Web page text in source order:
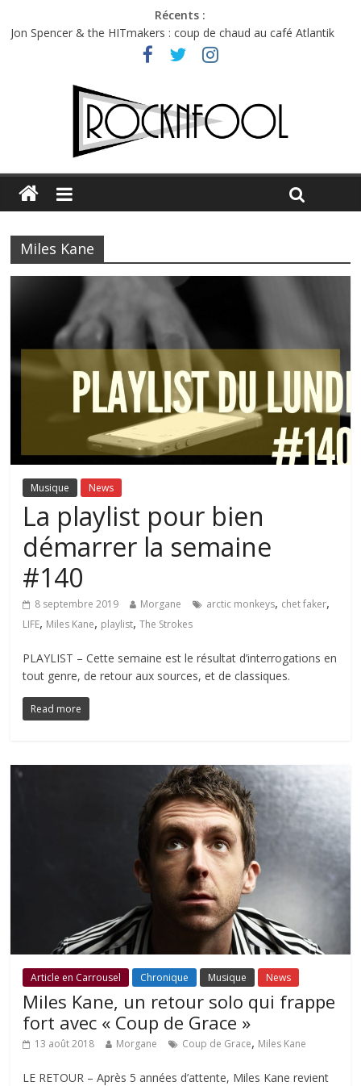
Récents :
Jon Spencer & the HITmakers : coup de chaud au café Atlantik
Hellfest 2026 vendredi : température et émotions en hausse
Hellfest 2026 jeudi : impossible de choisir entre chaleur et bonne
Première édition du Midgard Festival : entre bière, métal et
Charlie Puth à l’Olympia : la leçon de pop du Professeur Puth
Miles Kane
Musique News
La playlist pour bien
démarrer la semaine
#140
8 septembre 2019 Morgane arctic monkeys, chet faker,
LIFE, Miles Kane, playlist,The Strokes
PLAYLIST – Cette semaine est le résultat d’interrogations en
tout genre, de retour aux sources, et de classiques.
Read more
Article en Carrousel Chronique Musique News
Miles Kane, un retour solo qui frappe
fort avec « Coup de Grace »
13 août 2018 Morgane Coup de Grace, Miles Kane
LE RETOUR – Après 5 années d’attente, Miles Kane revient